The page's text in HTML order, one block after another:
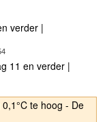
verder |
11 en verder |
te hoog - De